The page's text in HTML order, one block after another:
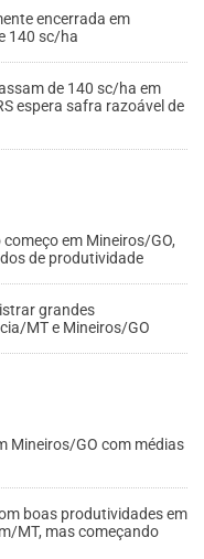
encerrada em
140 sc/ha
de 140 sc/ha em
espera safra razoável de
em Mineiros/GO,
de produtividade
grandes
MT e Mineiros/GO
Mineiros/GO com médias
boas produtividades em
MT, mas começando